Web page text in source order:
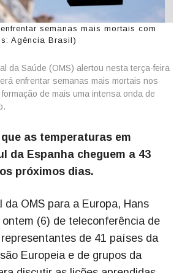
semanas mais mortais com
Agência Brasil)
da Saúde (OMS) alertou nesta terça-feira
enfrentar semanas mais mortais nos
de mais uma intensa onda de
as temperaturas em
da Espanha cheguem a 43
próximos dias.
da OMS para a Europa, Hans
(6) de teleconferência de
de 41 países da
Europeia e de grupos da